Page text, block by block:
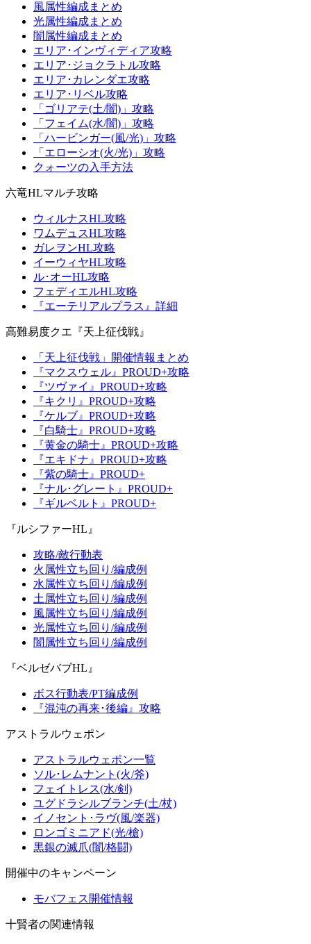
風属性編成まとめ
光属性編成まとめ
闇属性編成まとめ
エリア･インヴィディア攻略
エリア･ジョクラトル攻略
エリア･カレンダエ攻略
エリア･リベル攻略
「ゴリアテ(土/闇)」攻略
「フェイム(水/闇)」攻略
「ハービンガー(風/光)」攻略
「エローシオ(火/光)」攻略
クォーツの入手方法
六竜HLマルチ攻略
ウィルナスHL攻略
ワムデュスHL攻略
ガレヲンHL攻略
イーウィヤHL攻略
ル･オーHL攻略
フェディエルHL攻略
『エーテリアルプラス』詳細
高難易度クエ『天上征伐戦』
「天上征伐戦」開催情報まとめ
『マクスウェル』PROUD+攻略
『ツヴァイ』PROUD+攻略
『キクリ』PROUD+攻略
『ケルブ』PROUD+攻略
『白騎士』PROUD+攻略
『黄金の騎士』PROUD+攻略
『エキドナ』PROUD+攻略
『紫の騎士』PROUD+
『ナル･グレート』PROUD+
『ギルベルト』PROUD+
『ルシファーHL』
攻略/敵行動表
火属性立ち回り/編成例
水属性立ち回り/編成例
土属性立ち回り/編成例
風属性立ち回り/編成例
光属性立ち回り/編成例
闇属性立ち回り/編成例
『ベルゼバブHL』
ボス行動表/PT編成例
『混沌の再来･後編』攻略
アストラルウェポン
アストラルウェポン一覧
ソル･レムナント(火/斧)
フェイトレス(水/剣)
ユグドラシルブランチ(土/杖)
イノセント･ラヴ(風/楽器)
ロンゴミニアド(光/槍)
黒銀の滅爪(闇/格闘)
開催中のキャンペーン
モバフェス開催情報
十賢者の関連情報